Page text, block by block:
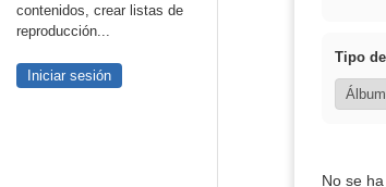
contenidos, crear listas de
reproducción...
Iniciar sesión
Tipo
No se